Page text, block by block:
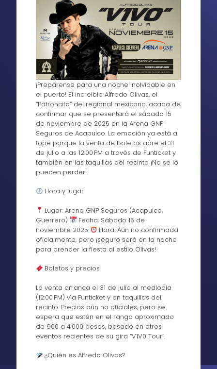
¡Prepárense para una noche inolvidable en
el puerto! El increíble Alfredo Olivas, el
“Patroncito” del regional mexicano, acaba de
confirmar que se presentará el sábado 15
de noviembre de 2025 en la Arena GNP
Seguros de Acapulco. La emoción ya está al
tope porque la venta de boletos abre el 31
de julio a las 12:00 PM a través de Funticket y
también en las taquillas del recinto ¡No se lo
pueden perder!
Hora y lugar
Lugar: Arena GNP Seguros (Acapulco,
Guerrero)
Fecha: Sábado 15 de
noviembre 2025
Hora: Aún no confirmada
oficialmente, pero ¡seguro será en la noche
para prender la fiesta al estilo Olivas!
Boletos y precios
La venta arranca el 31 de julio al mediodía
(12:00 PM) vía Funticket y en taquillas del
recinto. Precios aún no oficiales, pero se
espera que estén en el rango aproximado
de 900 a 4 000 pesos, basado en otros
eventos recientes de su gira “V1V0 Tour”.
¿Quién es Alfredo Olivas?